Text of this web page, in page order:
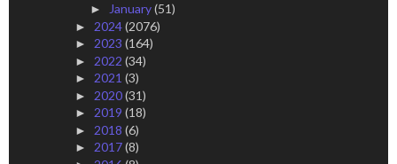
► January(51)
► 2024(2076)
► 2023 (164)
► 2022 (34)
► 2021 (3)
► 2020(31)
► 2019 (18)
► 2018 (6)
► 2017(8)